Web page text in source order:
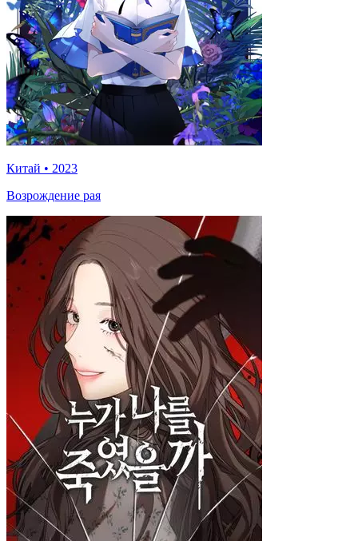
Китай • 2023
Возрождение рая